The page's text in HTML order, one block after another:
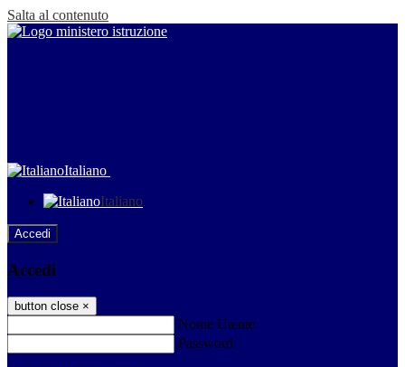
Salta al contenuto
Italiano
Italiano
Accedi
Accedi
button close ×
Nome Utente
Password